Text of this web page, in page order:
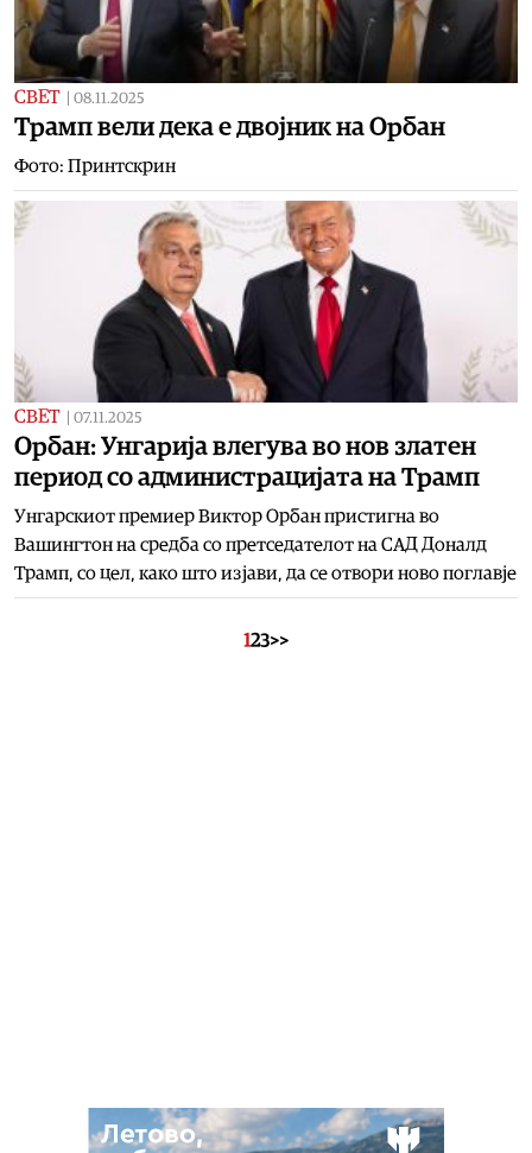
СВЕТ 08.11.2025
Трамп вели дека е двојник на Орбан
Фото: Принтскрин
СВЕТ 07.11.2025
Орбан: Унгарија влегува во нов златен
период со администрацијата на Трамп
Унгарскиот премиер Виктор Орбан пристигна во
Вашингтон на средба со претседателот на САД Доналд
Трамп, со цел, како што изјави, да се отвори ново поглавје
123>>